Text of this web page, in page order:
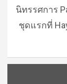
นิทรรศการ
ชุดแรกที่